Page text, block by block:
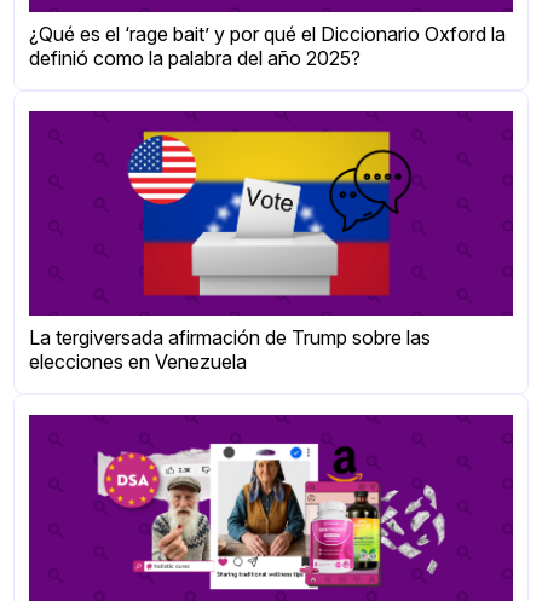
¿Qué es el ‘rage bait’ y por qué el Diccionario Oxford la
definió como la palabra del año 2025?
La tergiversada afirmación de Trump sobre las
elecciones en Venezuela